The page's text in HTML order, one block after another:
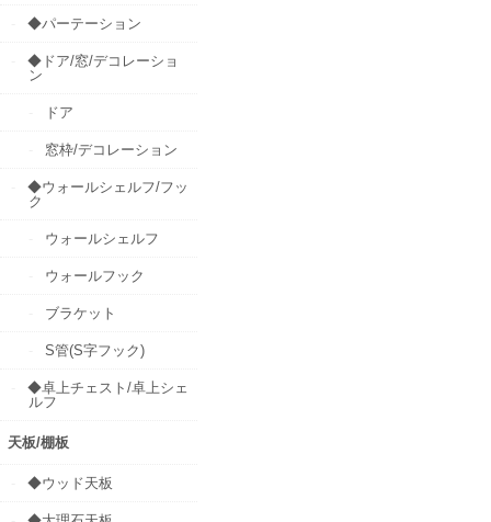
◆パーテーション
◆ドア/窓/デコレーショ
ン
ドア
窓枠/デコレーション
◆ウォールシェルフ/フッ
ク
ウォールシェルフ
ウォールフック
ブラケット
S管(S字フック)
◆卓上チェスト/卓上シェ
ルフ
天板/棚板
◆ウッド天板